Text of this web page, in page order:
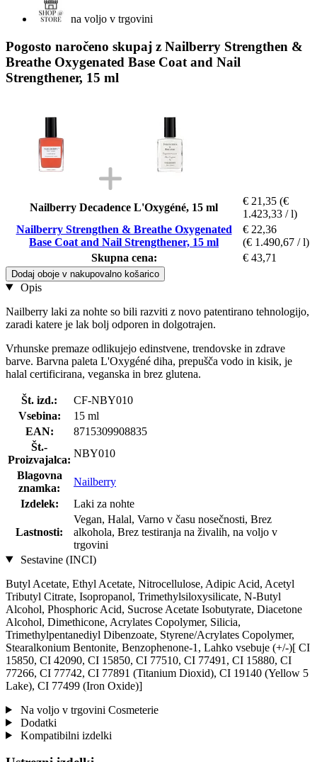
na voljo v trgovini
Pogosto naročeno skupaj z Nailberry Strengthen &
Breathe Oxygenated Base Coat and Nail
Strengthener, 15 ml
Nailberry Decadence L'Oxygéné, 15 ml
€ 21,35 (€
1.423,33 / l)
Nailberry Strengthen & Breathe Oxygenated
Base Coat and Nail Strengthener, 15 ml
€ 22,36
(€ 1.490,67 / l)
Skupna cena:
€ 43,71
Dodaj oboje v nakupovalno košarico
Opis
Nailberry laki za nohte so bili razviti z novo patentirano tehnologijo,
zaradi katere je lak bolj odporen in dolgotrajen.
Vrhunske premaze odlikujejo edinstvene, trendovske in zdrave
barve. Barvna paleta L'Oxygéné diha, prepušča vodo in kisik, je
halal certificirana, veganska in brez glutena.
Št. izd.:
CF-NBY010
Vsebina:
15 ml
EAN:
8715309908835
Št.-
Proizvajalca:
NBY010
Blagovna
znamka:
Nailberry
Izdelek:
Laki za nohte
Lastnosti:
Vegan, Halal, Varno v času nosečnosti, Brez
alkohola, Brez testiranja na živalih, na voljo v
trgovini
Sestavine (INCI)
Butyl Acetate, Ethyl Acetate, Nitrocellulose, Adipic Acid, Acetyl
Tributyl Citrate, Isopropanol, Trimethylsiloxysilicate, N-Butyl
Alcohol, Phosphoric Acid, Sucrose Acetate Isobutyrate, Diacetone
Alcohol, Dimethicone, Acrylates Copolymer, Silicia,
Trimethylpentanediyl Dibenzoate, Styrene/Acrylates Copolymer,
Stearalkonium Bentonite, Benzophenone-1, Lahko vsebuje (+/-)[ CI
15850, CI 42090, CI 15850, CI 77510, CI 77491, CI 15880, CI
77266, CI 77742, CI 77891 (Titanium Dioxid), CI 19140 (Yellow 5
Lake), CI 77499 (Iron Oxide)]
Na voljo v trgovini Cosmeterie
Dodatki
Kompatibilni izdelki